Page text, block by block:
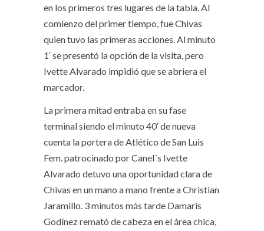
en los primeros tres lugares de la tabla. Al
comienzo del primer tiempo, fue Chivas
quien tuvo las primeras acciones. Al minuto
1′ se presentó la opción de la visita, pero
Ivette Alvarado impidió que se abriera el
marcador.
La primera mitad entraba en su fase
terminal siendo el minuto 40′ de nueva
cuenta la portera de Atlético de San Luis
Fem. patrocinado por Canel´s Ivette
Alvarado detuvo una oportunidad clara de
Chivas en un mano a mano frente a Christian
Jaramillo. 3 minutos más tarde Damaris
Godínez remató de cabeza en el área chica,